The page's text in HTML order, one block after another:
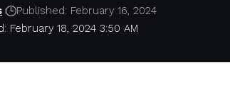
February 18, 2024 3:50 AM
Published: February 16, 2024